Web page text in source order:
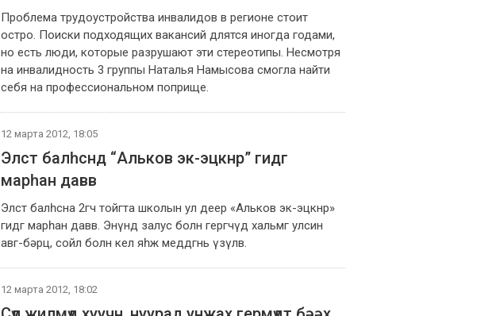
Проблема трудоустройства инвалидов в регионе стоит
остро. Поиски подходящих вакансий длятся иногда годами,
но есть люди, которые разрушают эти стереотипы. Несмотря
на инвалидность 3 группы Наталья Намысова смогла найти
себя на профессиональном поприще.
12 марта 2012, 18:05
Элст балһснд “Альков эк-эцкнр” гидг
марһан давв
Элст балһсна 2гч тойгта школын ул деер «Альков эк-эцкнр»
гидг марһан давв. Энүнд залус болн гергчүд хальмг улсин
авг-бәрц, сойл болн кел яһж меддгнь үзүлв.
12 марта 2012, 18:02